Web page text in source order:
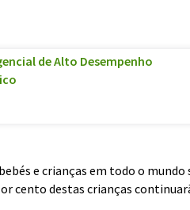
de Alto Desempenho
e crianças em todo o
cento destas crianças